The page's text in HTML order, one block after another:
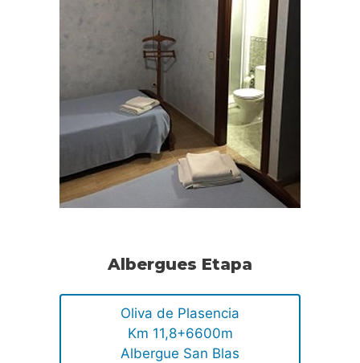
Albergues Etapa
Oliva de Plasencia
Km 11,8+6600m
Albergue San Blas